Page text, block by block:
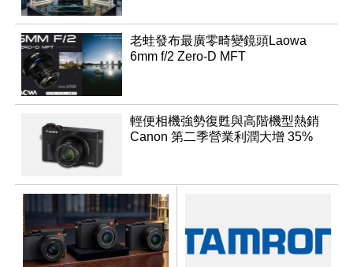
老蛙發布最廣零畸變鏡頭Laowa
6mm f/2 Zero-D MFT
輕便相機強勢復甦與高階機型熱銷
Canon 第二季營業利潤大增 35%